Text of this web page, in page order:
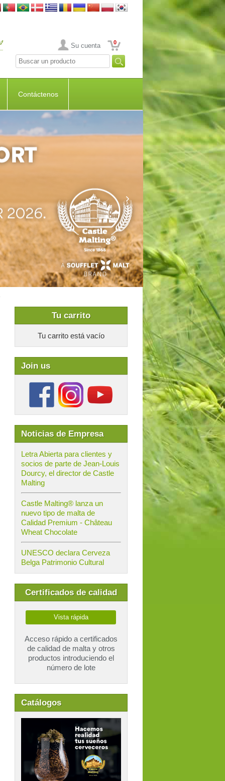
Su cuenta 0
Contáctenos
Tu carrito
Tu carrito está vacío
Join us
Noticias de Empresa
Letra Abierta para clientes y
socios de parte de Jean-Louis
Dourcy, el director de Castle
Malting
Castle Malting® lanza un
nuevo tipo de malta de
Calidad Premium - Château
Wheat Chocolate
UNESCO declara Cerveza
Belga Patrimonio Cultural
Certificados de calidad
Vista rápida
Acceso rápido a certificados
de calidad de malta y otros
productos introduciendo el
número de lote
Catálogos